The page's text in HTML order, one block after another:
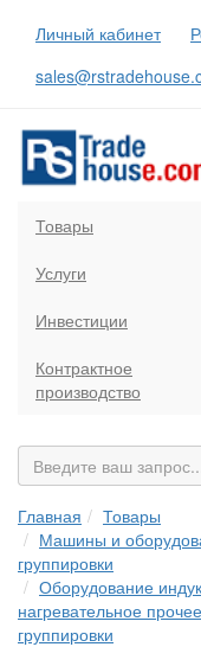
Личный кабинет
Товары
Услуги
Инвестиции
Контрактное
производство
Главная
Товары
Машины и
группировки
Оборудование
нагревательное
группировки